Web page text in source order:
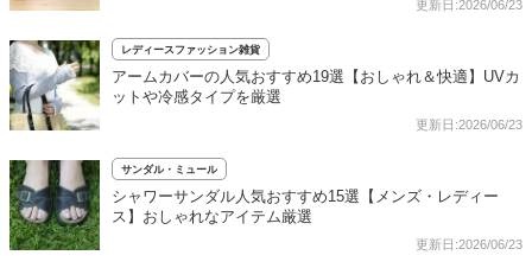
更新日:2026/06/23
レディースファッション雑貨
アームカバーの人気おすすめ19選【おしゃれ＆快適】UVカ
ットや冷感タイプを厳選
更新日:2026/06/23
サンダル・ミュール
シャワーサンダル人気おすすめ15選【メンズ・レディー
ス】おしゃれなアイテム厳選
更新日:2026/06/23